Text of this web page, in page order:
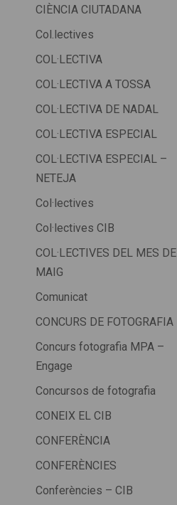
CIÈNCIA CIUTADANA
Col.lectives
COL·LECTIVA
COL·LECTIVA A TOSSA
COL·LECTIVA DE NADAL
COL·LECTIVA ESPECIAL
COL·LECTIVA ESPECIAL –
NETEJA
Col·lectives
Col·lectives CIB
COL·LECTIVES DEL MES DE
MAIG
Comunicat
CONCURS DE FOTOGRAFIA
Concurs fotografia MPA –
Engage
Concursos de fotografia
CONEIX EL CIB
CONFERÈNCIA
CONFERÈNCIES
Conferències – CIB